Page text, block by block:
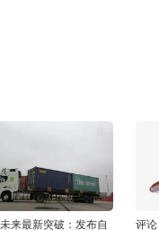
来最新突破：发布自 评